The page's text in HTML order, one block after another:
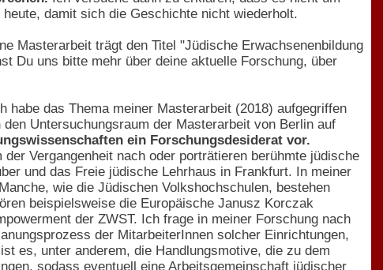
damit sich die Geschichte nicht wiederholt.
Masterarbeit trägt den Titel "Jüdische Erwachsenenbildung
Du uns bitte mehr über deine aktuelle Forschung, über
das Thema meiner Masterarbeit (2018) aufgegriffen
Untersuchungsraum der Masterarbeit von Berlin auf
ein Forschungsdesiderat vor.
Vergangenheit nach oder porträtieren berühmte jüdische
und das Freie jüdische Lehrhaus in Frankfurt. In meiner
wie die Jüdischen Volkshochschulen, bestehen
beispielsweise die Europäische Janusz Korczak
der ZWST. Ich frage in meiner Forschung nach
der MitarbeiterInnen solcher Einrichtungen,
es, unter anderem, die Handlungsmotive, die zu dem
sodass eventuell eine Arbeitsgemeinschaft jüdischer